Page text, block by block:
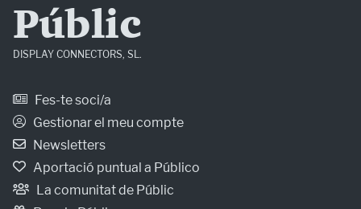
Públic
DISPLAY CONNECTORS, SL.
Fes-te soci/a
Gestionar el meu compte
Newsletters
Aportació puntual a Público
La comunitat de Públic